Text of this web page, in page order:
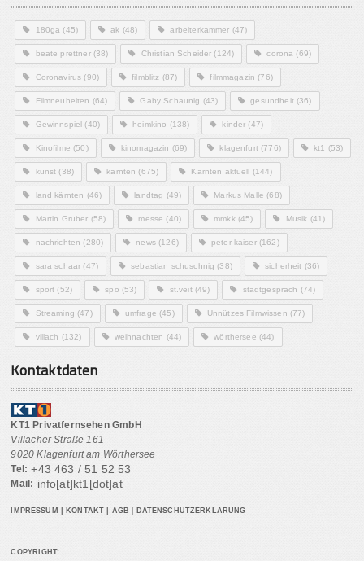
180ga (45) ak (48) arbeiterkammer (47)
beate prettner(38) Christian Scheider (124) corona (69)
Coronavirus (90) filmblitz (87) filmmagazin (76)
Filmneuheiten (64) Gaby Schaunig (43) gesundheit(36)
Gewinnspiel (40) heimkino (138) kinder (47)
Kinofilme (50) kinomagazin (69) klagenfurt(776) kt1 (53)
kunst (38) kärnten (675) Kärnten aktuell (144)
land kärnten (46) landtag (49) Markus Malle (68)
Martin Gruber (58) messe (40) mmkk(45) Musik (41)
nachrichten (280) news(126) peter kaiser(162)
sara schaar (47) sebastian schuschnig (38) sicherheit (36)
sport (52) spö (53) st.veit(49) stadtgespräch (74)
Streaming (47) umfrage (45) Unnützes Filmwissen (77)
villach (132) weihnachten (44) wörthersee (44)
Kontaktdaten
KT1 Privatfernsehen GmbH
Villacher Straße 161
9020 Klagenfurt am Wörthersee
Tel: +43 463 / 51 52 53
Mail: info[at]kt1[dot]at
IMPRESSUM KONTAKT AGB DATENSCHUTZERKLÄRUNG
COPYRIGHT: